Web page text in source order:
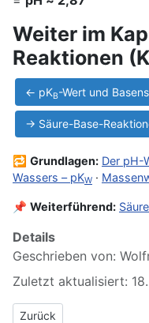
Weiter im
Reaktionen
← pKB-Wert und
→ Säure-Base-
🔁 Grundlagen: Der pH-
Wassers – pKW ·
📌 Weiterführend:
Details
Geschrieben von:
Zuletzt aktualisiert:
Vorheriger Beitrag: 4.2
Zurück